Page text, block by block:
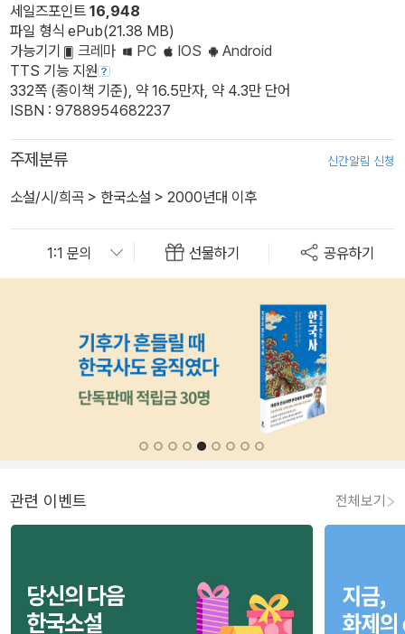
세일즈포인트 16,948
파일 형식 ePub(21.38 MB)
가능기기
크레마 PC IOS
Android
TTS 기능 지원
332쪽 (종이책 기준), 약 16.5만자, 약 4.3만 단어
ISBN : 9788954682237
주제분류 신간알림 신청
소설/시/희곡 > 한국소설 > 2000년대 이후
선물하기 공유하기
관련 이벤트 전체보기